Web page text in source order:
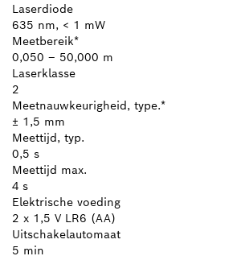
Laserdiode
635 nm, < 1 mW
Meetbereik*
0,050 – 50,000 m
Laserklasse
2
Meetnauwkeurigheid, type.*
± 1,5 mm
Meettijd, typ.
0,5 s
Meettijd max.
4 s
Elektrische voeding
2 x 1,5 V LR6 (AA)
Uitschakelautomaat
5 min